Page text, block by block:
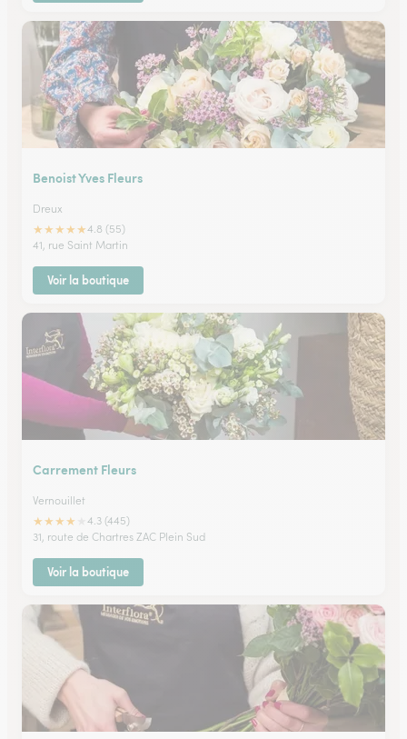
Benoist Yves Fleurs
Dreux
★★★★★4.8 (55)
41, rue Saint Martin
Voir la boutique
Carrement Fleurs
Vernouillet
★★★★
4.3 (445)
31, route de Chartres ZAC Plein Sud
Voir la boutique